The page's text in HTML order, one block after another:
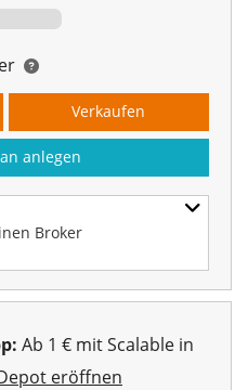
Broker
Verkaufen
anlegen
Ab 1 € mit Scalable in
eröffnen